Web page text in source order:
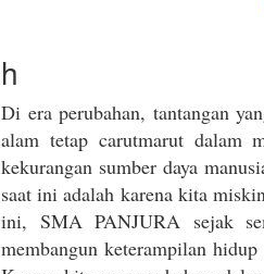
kekurangan sumber daya
saat ini adalah karena kita
ini, SMA PANJURA sejak
membangun keterampilan
Karena kita percaya bahwa
hidup dengan benar. Dan
dengan prestasi dan masa depan